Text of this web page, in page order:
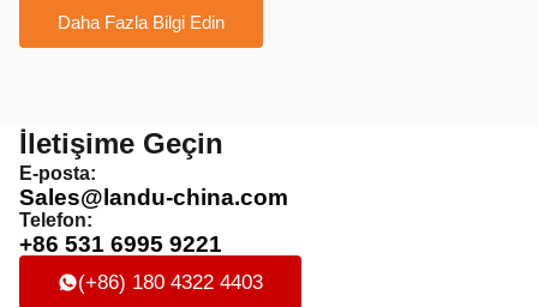
Daha Fazla Bilgi Edin
İletişime Geçin
E-posta:
Sales@landu-china.com
Telefon:
+86 531 6995 9221
(+86) 180 4322 4403